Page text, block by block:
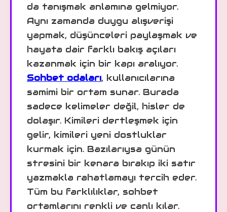
da tanışmak anlamına gelmiyor.
Aynı zamanda duygu alışverişi
yapmak, düşünceleri paylaşmak ve
hayata dair farklı bakış açıları
kazanmak için bir kapı aralıyor.
Sohbet odaları, kullanıcılarına
samimi bir ortam sunar. Burada
sadece kelimeler değil, hisler de
dolaşır. Kimileri dertleşmek için
gelir, kimileri yeni dostluklar
kurmak için. Bazılarıysa günün
stresini bir kenara bırakıp iki satır
yazmakla rahatlamayı tercih eder.
Tüm bu farklılıklar, sohbet
ortamlarını renkli ve canlı kılar.